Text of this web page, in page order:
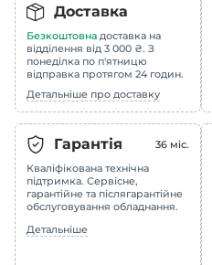
Доставка
Безкоштовна доставка на
відділення від 3 000 ₴. З
понеділка по п'ятницю
відправка протягом 24 годин.
Детальніше про доставку
Гарантія 36 міс.
Кваліфікована технічна
підтримка. Сервісне,
гарантійне та післягарантійне
обслуговування обладнання.
Детальніше